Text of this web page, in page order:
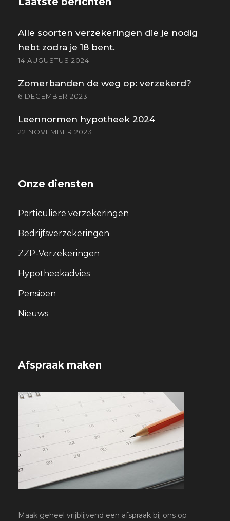
Alle soorten verzekeringen die je nodig
hebt zodra je 18 bent.
14 AUGUSTUS 2024
Zomerbanden de weg op: verzekerd?
6 DECEMBER 2023
Leennormen hypotheek 2024
22 NOVEMBER 2023
Onze diensten
Particuliere verzekeringen
Bedrijfsverzekeringen
ZZP-Verzekeringen
Hypotheekadvies
Pensioen
Nieuws
Afspraak maken
Maak geheel vrijblijvend een afspraak bij ons op